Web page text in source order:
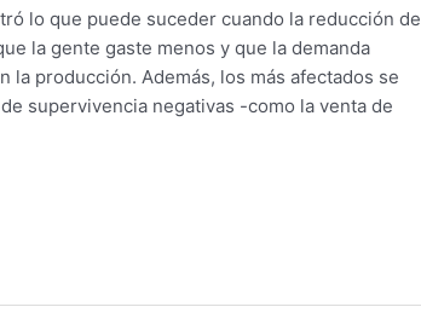
lo que puede suceder cuando la reducción de
la gente gaste menos y que la demanda
la producción. Además, los más afectados se
supervivencia negativas -como la venta de